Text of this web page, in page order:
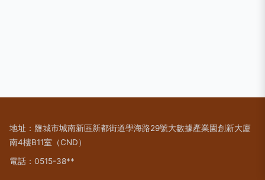
地址：鹽城市城南新區新都街道學海路29號大數據產業園創新大廈
南4樓B11室（CND）
電話：0515-38**